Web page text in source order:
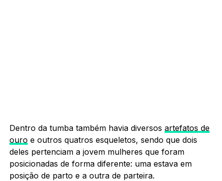
Dentro da tumba também havia diversos artefatos de
ouro e outros quatros esqueletos, sendo que dois
deles pertenciam a jovem mulheres que foram
posicionadas de forma diferente: uma estava em
posição de parto e a outra de parteira.